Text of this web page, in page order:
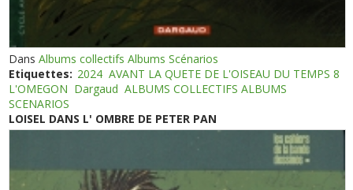
DansAlbums collectifs Albums Scénarios
Etiquettes: 2024 AVANT LA QUETE DE L'OISEAU DU TEMPS 8
L'OMEGON Dargaud ALBUMS COLLECTIFS ALBUMS
SCENARIOS
LOISEL DANS L' OMBRE DE PETER PAN